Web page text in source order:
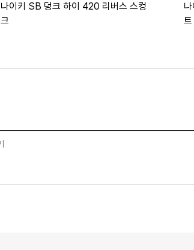
나이키 SB 덩크 하이 420 리버스 스컹
크